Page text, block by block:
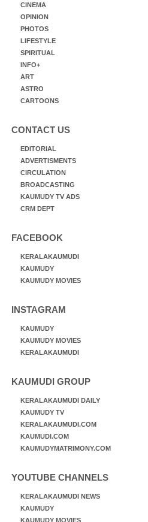
CINEMA
OPINION
PHOTOS
LIFESTYLE
SPIRITUAL
INFO+
ART
ASTRO
CARTOONS
CONTACT US
EDITORIAL
ADVERTISMENTS
CIRCULATION
BROADCASTING
KAUMUDY TV ADS
CRM DEPT
FACEBOOK
KERALAKAUMUDI
KAUMUDY
KAUMUDY MOVIES
INSTAGRAM
KAUMUDY
KAUMUDY MOVIES
KERALAKAUMUDI
KAUMUDI GROUP
KERALAKAUMUDI DAILY
KAUMUDY TV
KERALAKAUMUDI.COM
KAUMUDI.COM
KAUMUDYMATRIMONY.COM
YOUTUBE CHANNELS
KERALAKAUMUDI NEWS
KAUMUDY
KAUMUDY MOVIES